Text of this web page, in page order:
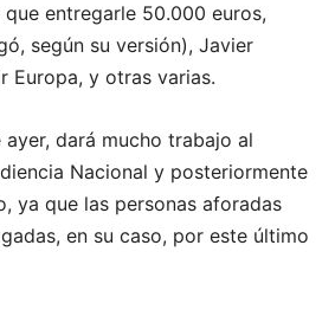
entregarle 50.000 euros,
según su versión), Javier
Europa, y otras varias.
dará mucho trabajo al
Nacional y posteriormente
ya que las personas aforadas
en su caso, por este último